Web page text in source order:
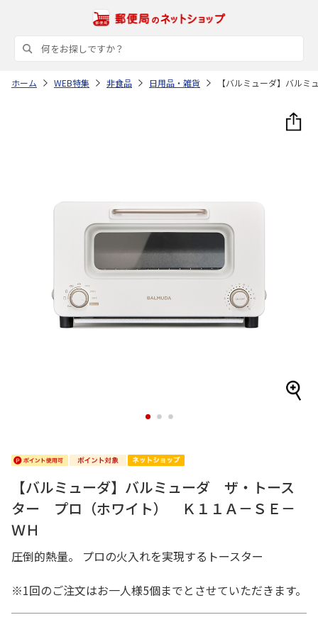
ホーム WEB特集 非食品 日用品・雑貨 【バルミューダ】バル
1 2 3
【バルミューダ】バルミューダ ザ・トース
ター プロ（ホワイト） Ｋ１１Ａ－ＳＥ－
ＷＨ
圧倒的熱量。 プロの火入れを実現するトースター
※1回のご注文はお一人様5個までとさせていただきます。